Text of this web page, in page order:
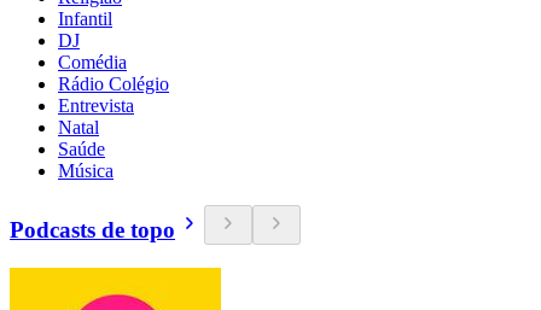
Infantil
DJ
Comédia
Rádio Colégio
Entrevista
Natal
Saúde
Música
Podcasts de topo